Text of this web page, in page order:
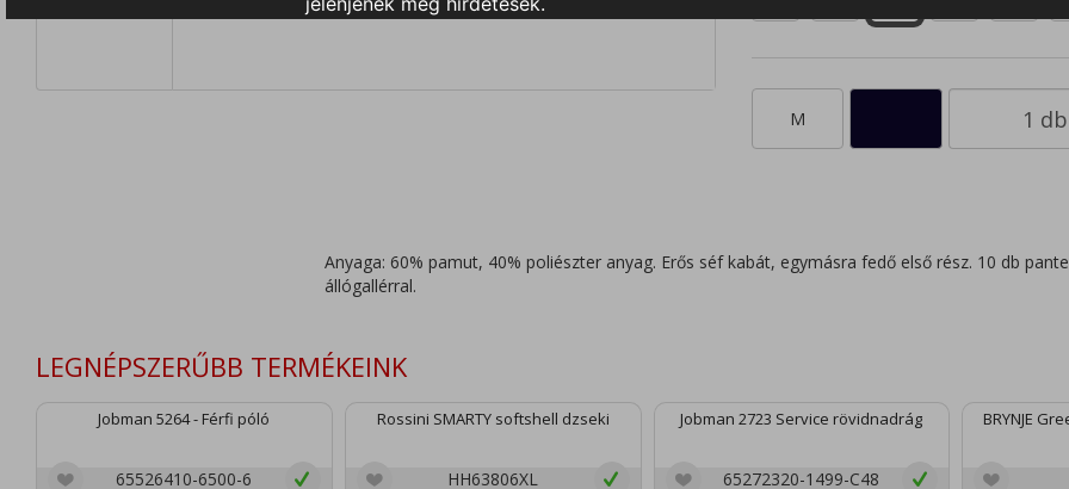
M
Anyaga: 60% pamut, 40% poliészter anyag. Erős séf kabát, egymásra fedő első rész. 10 db
állógallérral.
LEGNÉPSZERŰBB TERMÉKEINK
Jobman 5264 - Férfi póló
65526410-6500-6
Rossini SMARTY softshell dzseki
HH63806XL
Jobman 2723 Service rövidnadrág
65272320-1499-C48
BRYNJE